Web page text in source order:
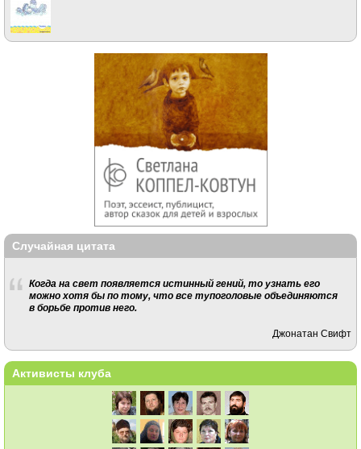
Случайная цитата
Когда на свет появляется истинный гений, то узнать его
можно хотя бы по тому, что все тупоголовые объединяются
в борьбе против него.
Джонатан Свифт
Активисты клуба